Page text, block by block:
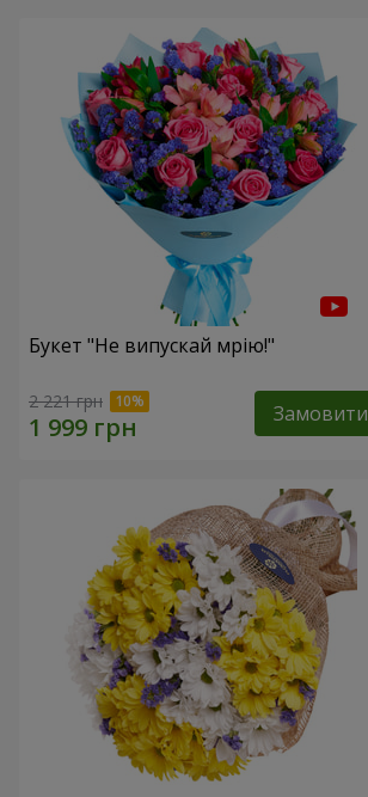
Букет "Не випускай мрію!"
2 221 грн Замовити